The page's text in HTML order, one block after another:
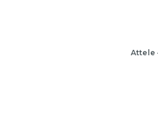
Attele